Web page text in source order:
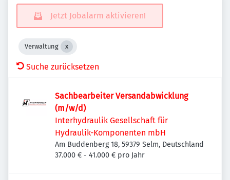
Jetzt Jobalarm aktivieren!
Verwaltung
Suche zurücksetzen
Sachbearbeiter Versandabwicklung
(m/w/d)
Interhydraulik Gesellschaft für
Hydraulik-Komponenten mbH
Am Buddenberg 18, 59379 Selm, Deutschland
37.000 € - 41.000 € pro Jahr